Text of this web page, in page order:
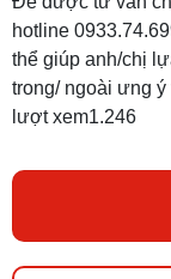
hotline
thể giúp anh/chị
trong/ ngoài ưng
lượt xem1.246